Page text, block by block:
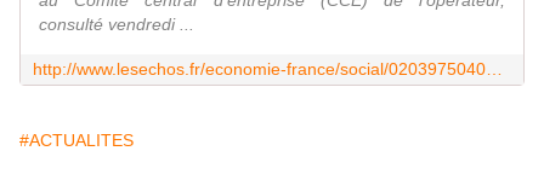
consulté vendredi ...
#ACTUALITES